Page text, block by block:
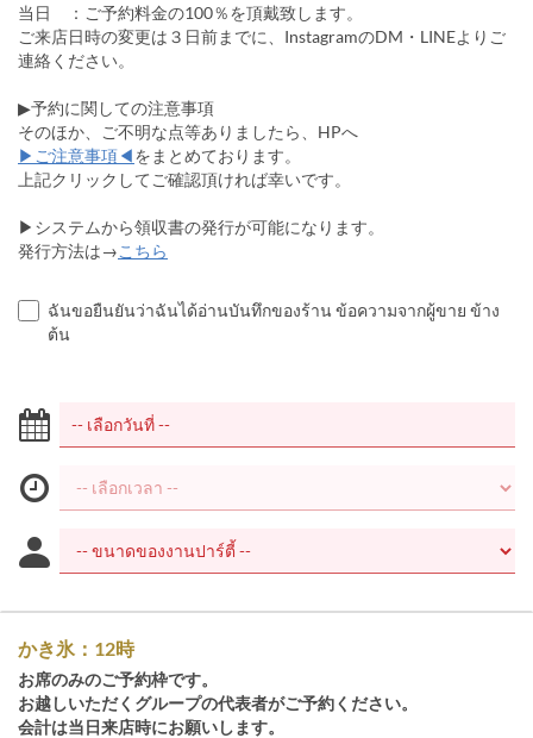
当日 ：ご予約料金の100％を頂戴致します。
ご来店日時の変更は３日前までに、InstagramのDM・LINEよりご
連絡ください。
▶予約に関しての注意事項
そのほか、ご不明な点等ありましたら、HPへ
▶ご注意事項◀をまとめております。
上記クリックしてご確認頂ければ幸いです。
▶システムから領収書の発行が可能になります。
発行方法は→こちら
ฉันขอยืนยันว่าฉันได้อ่านบันทึกของร้าน ข้อความจากผู้ขาย ข้าง
ต้น
かき氷：12時
お席のみのご予約枠です。
お越しいただくグループの代表者がご予約ください。
会計は当日来店時にお願いします。